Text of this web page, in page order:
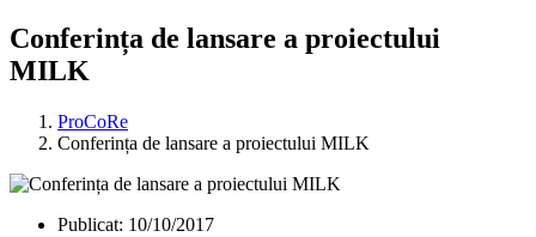
Conferința de lansare a proiectului
MILK
ProCoRe
Conferința de lansare a proiectului MILK
Publicat: 10/10/2017